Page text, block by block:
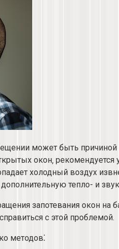
может быть
окон‚ рекомендуется
холодный воздух
тепло- и
запотевания окон на
с этой проблемой.​
методов⁚